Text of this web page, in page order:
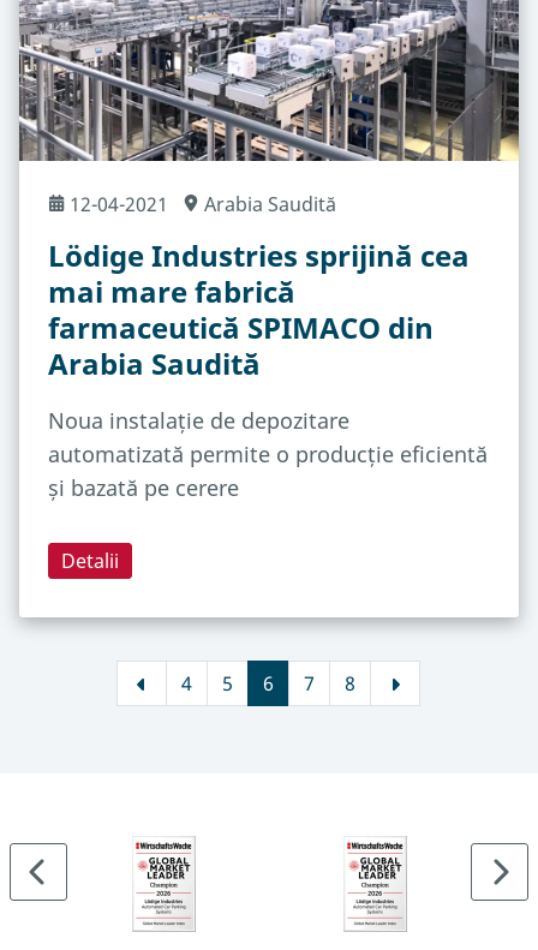
12-04-2021 Arabia Saudită
Lödige Industries sprijină cea
mai mare fabrică
farmaceutică SPIMACO din
Arabia Saudită
Noua instalație de depozitare
automatizată permite o producție eficientă
și bazată pe cerere
Detalii
4 5 6 7 8